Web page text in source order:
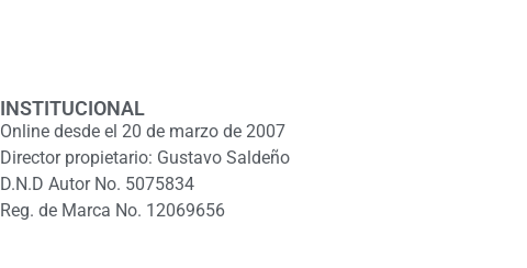
INSTITUCIONAL
Online desde el 20 de marzo de 2007
Director propietario: Gustavo Saldeño
D.N.D Autor No. 5075834
Reg. de Marca No. 12069656